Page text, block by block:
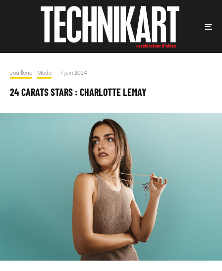
Joaillerie Mode · 7 juin 2024
24 CARATS STARS : CHARLOTTE LEMAY